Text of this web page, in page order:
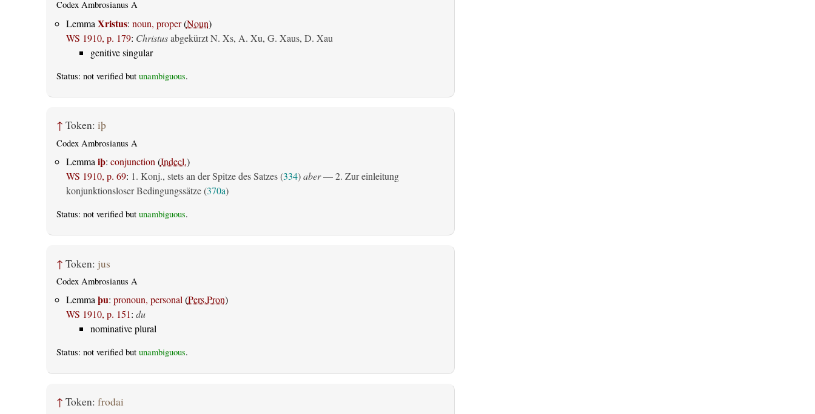
Codex Ambrosianus A
Lemma Xristus: noun, proper(Noun)
WS 1910, p. 179: Christusabgekürzt N. Xs, A. Xu, G. Xaus, D. Xau
genitive singular
Status: not verified but unambiguous.
↑ Token: iþ
Codex Ambrosianus A
Lemma iþ: conjunction (Indecl.)
WS 1910, p. 69: 1. Konj., stets an der Spitze des Satzes (334)aber— 2. Zur einleitung
konjunktionsloser Bedingungssätze (370a)
Status: not verified but unambiguous.
↑ Token: jus
Codex Ambrosianus A
Lemmaþu: pronoun, personal(Pers.Pron)
WS 1910, p. 151: du
nominative plural
Status: not verified but unambiguous.
↑ Token: frodai